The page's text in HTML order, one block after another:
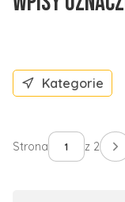
Kategorie
Strona z 2